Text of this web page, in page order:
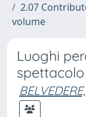
2.07
volume
Luoghi